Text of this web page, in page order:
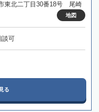
東北二丁目30番18号 尾崎
地図
談可
る